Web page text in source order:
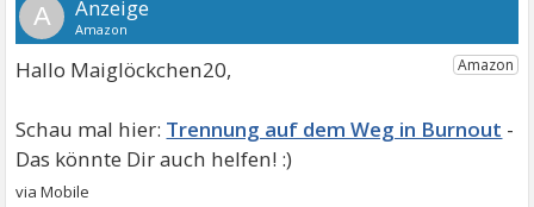
A
Hallo Maiglöckchen20,
Trennung auf dem Weg in Burnout